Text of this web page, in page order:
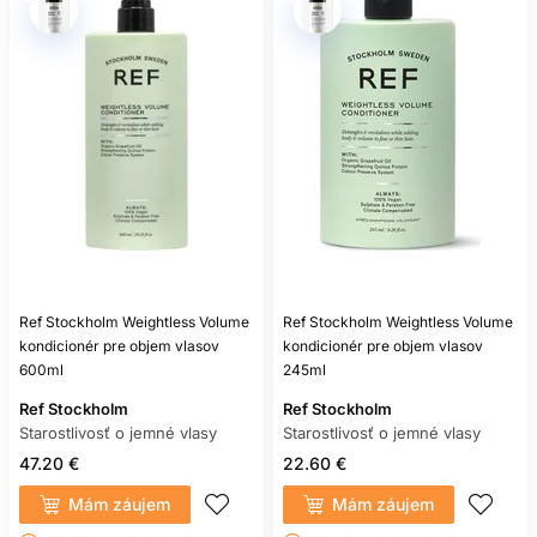
JE KONDICIONÉR NA OBJEM
VHODNÝ NA KAŽDÉ UMYTIE?
Áno, ak jeho množstvo a ľahkosť vyhovujú vašim vlasom. Ak
dĺžky začnú pôsobiť suchšie, striedajte ho s vhodnejšou
kondicionačnou alebo regeneračnou starostlivosťou.
MÔŽE KONDICIONÉR SKUTOČNE
a menšiemu zlepovaniu prameňov. Nezvyšuje však počet
folikulov ani trvalo nemení prirodzený priemer vlasu.
KAM NANÁŠAŤ OBJEMOVÝ
KONDICIONÉR?
Najmä do stredných dĺžok a končekov. Jemné a rýchlo sa
mastiace vlasy zvyčajne ocenia aplikáciu iba na miesta,
ktoré sa zamotávajú.
Ref Stockholm Weightless Volume
kondicionér pre objem vlasov
600ml
Ref Stockholm
Starostlivosť o jemné vlasy
47.20 €
Mám záujem
Ref Stockholm Weightless Volume
kondicionér pre objem vlasov
245ml
Ref Stockholm
Starostlivosť o jemné vlasy
22.60 €
Mám záujem